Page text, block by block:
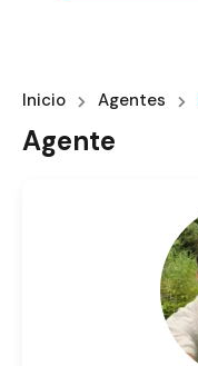
Inicio Agentes
Agente